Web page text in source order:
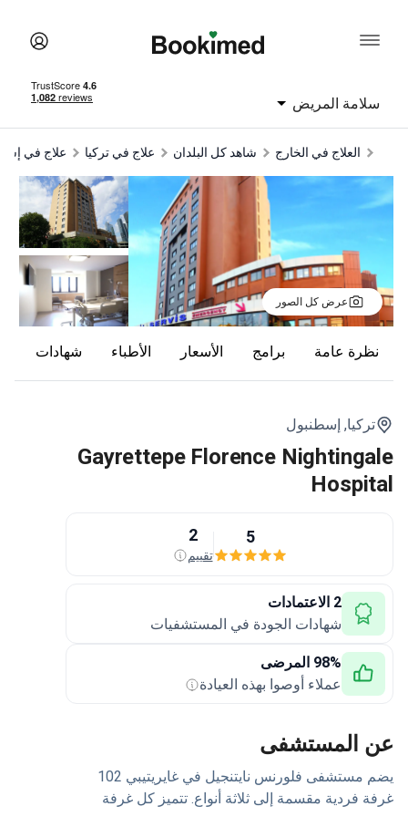
المريض
العلاج في الخارج شاهد كل البلدان علاج في تركيا علاج في إسطنبول
عرض كل الصور
عامة برامج الأسعار الأطباء شهادات
إسطنبول
Gayrettepe Florence
تقييم
2 الاعتمادات
شهادات الجودة في المستشفيات
98% المرضى
عملاء أوصوا بهذه العيادة
المستشفى
يضم مستشفى فلورنس نايتنجيل في غايريتيبي 102
فردية مقسمة إلى ثلاثة أنواع. تتميز كل غرفة